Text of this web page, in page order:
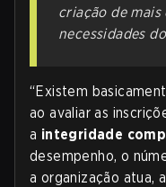
criação de
necessidades
“Existem
ao avaliar as
a integridade
desempenho, o
a organização atua,